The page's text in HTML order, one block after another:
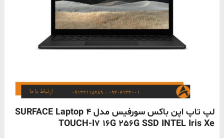
ناموجود
لپ تاپ اپن باکس سورفیس مدل SURFACE Laptop 4
TOUCH-I7 16G 256G SSD INTEL Iris Xe